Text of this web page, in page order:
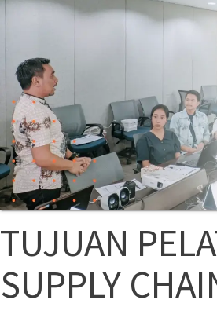
TUJUAN
SUPPLY